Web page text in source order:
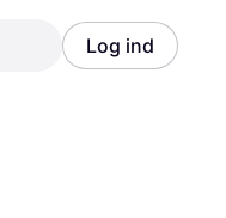
Log ind